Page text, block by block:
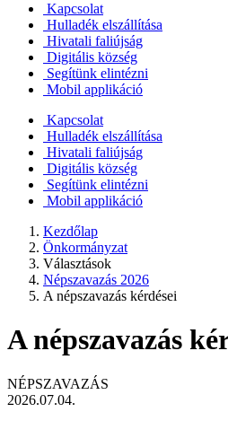
Kapcsolat
Hulladék elszállítása
Hivatali faliújság
Digitális község
Segítünk elintézni
Mobil applikáció
Kapcsolat
Hulladék elszállítása
Hivatali faliújság
Digitális község
Segítünk elintézni
Mobil applikáció
Kezdőlap
Önkormányzat
Választások
Népszavazás 2026
A népszavazás kérdései
A népszavazás
NÉPSZAVAZÁS
2026.07.04.